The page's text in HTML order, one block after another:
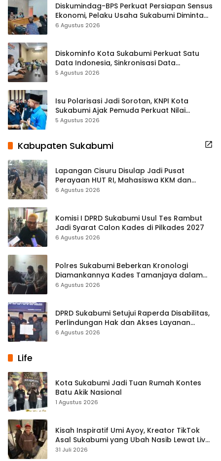
Diskumindag-BPS Perkuat Persiapan Sensus
Ekonomi, Pelaku Usaha Sukabumi Diminta
Terbuka Beri Data
6 Agustus 2026
Diskominfo Kota Sukabumi Perkuat Satu
Data Indonesia, Sinkronisasi Data
Kewilayahan Dikebut
5 Agustus 2026
Isu Polarisasi Jadi Sorotan, KNPI Kota
Sukabumi Ajak Pemuda Perkuat Nilai
Kebangsaan
5 Agustus 2026
Kabupaten Sukabumi
Lapangan Cisuru Disulap Jadi Pusat
Perayaan HUT RI, Mahasiswa KKM dan
Warga Satukan Tenaga
6 Agustus 2026
Komisi I DPRD Sukabumi Usul Tes Rambut
Jadi Syarat Calon Kades di Pilkades 2027
6 Agustus 2026
Polres Sukabumi Beberkan Kronologi
Diamankannya Kades Tamanjaya dalam
Kasus Sabu
6 Agustus 2026
DPRD Sukabumi Setujui Raperda Disabilitas,
Perlindungan Hak dan Akses Layanan
Diperkuat
6 Agustus 2026
Life
Kota Sukabumi Jadi Tuan Rumah Kontes
Batu Akik Nasional
1 Agustus 2026
Kisah Inspiratif Umi Ayoy, Kreator TikTok
Asal Sukabumi yang Ubah Nasib Lewat Live
Streaming
31 Juli 2026